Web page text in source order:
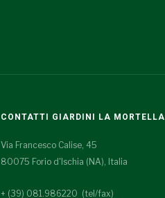
CONTATTI GIARDINI LA MORTELLA
Via Francesco Calise, 45
80075 Forio d'Ischia (NA), Italia
+ (39) 081.986220 (tel/fax)